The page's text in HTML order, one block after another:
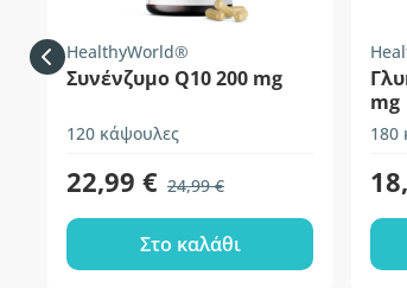
HealthyWorld®
Συνένζυμο Q10 200 mg
120 κάψουλες
22,99 € 24,99 €
Στο καλάθι
mg
180